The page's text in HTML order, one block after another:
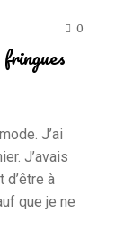
et sans
0
J’ai
J’avais
à
que je ne